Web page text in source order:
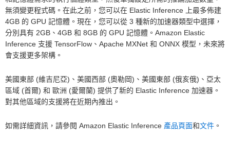
無須變更程式碼。在此之前，您可以在 Elastic Inference 上最多佈建
4GB 的 GPU 記憶體。現在，您可以從 3 種新的加速器類型中選擇，
分別具有 2GB、4GB 和 8GB 的 GPU 記憶體。Amazon Elastic
Inference 支援 TensorFlow、Apache MXNet 和 ONNX 模型，未來將
會支援更多架構。
美國東部 (維吉尼亞)、美國西部 (奧勒岡)、美國東部 (俄亥俄)、亞太
區域 (首爾) 和 歐洲 (愛爾蘭) 提供了新的 Elastic Inference 加速器。
對其他區域的支援將在近期內推出。
如需詳細資訊，請參閱 Amazon Elastic Inference 產品頁面和文件 。